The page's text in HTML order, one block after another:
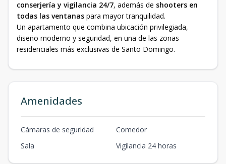
conserjería y vigilancia 24/7, además de shooters en
todas las ventanas para mayor tranquilidad.
Un apartamento que combina ubicación privilegiada,
diseño moderno y seguridad, en una de las zonas
residenciales más exclusivas de Santo Domingo.
Amenidades
Cámaras de seguridad
Comedor
Sala
Vigilancia 24 horas